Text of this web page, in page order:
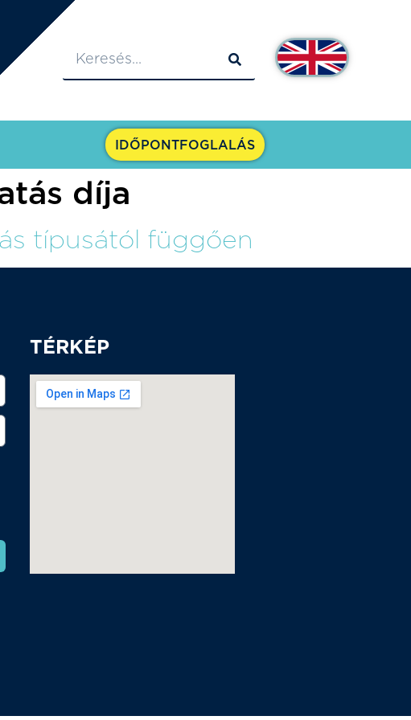
IDŐPONTFOGLALÁS
díja
típusától függően
TÉRKÉP